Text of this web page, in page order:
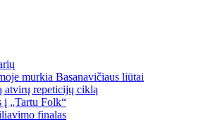
murkia Basanavičiaus liūtai
atvirų repeticijų ciklą
į „Tartu Folk“
finalas